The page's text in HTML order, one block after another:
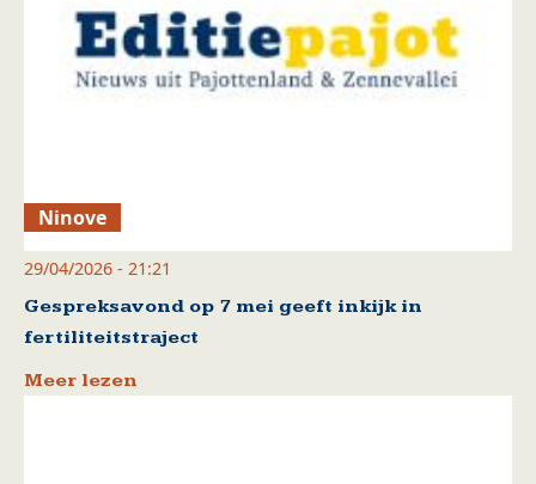
Ninove
29/04/2026 - 21:21
Gespreksavond op 7 mei geeft inkijk in
fertiliteitstraject
Meer lezen